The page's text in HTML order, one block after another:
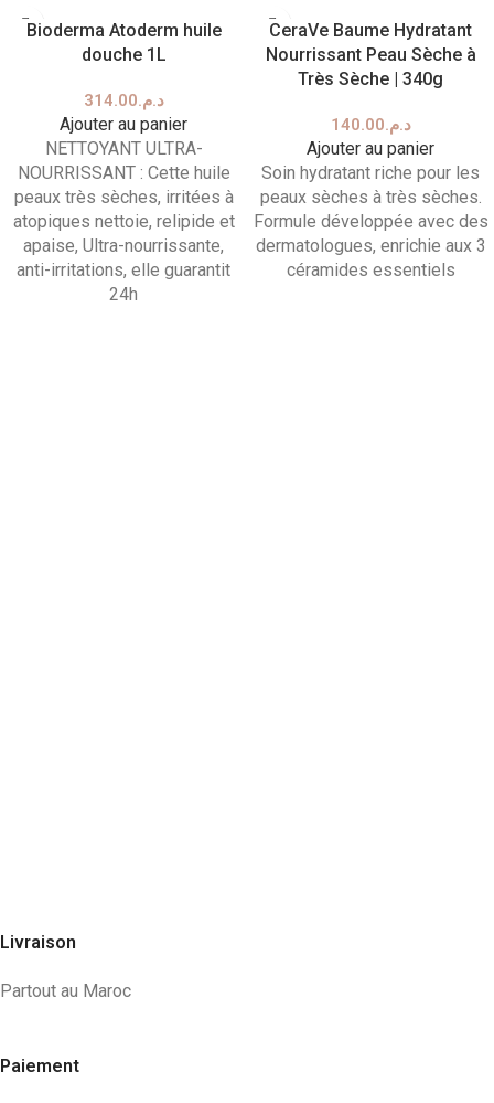
Bioderma Atoderm huile
douche 1L
د.م.314.00
Ajouter au panier
NETTOYANT ULTRA-
NOURRISSANT : Cette huile
peaux très sèches, irritées à
atopiques nettoie, relipide et
apaise, Ultra-nourrissante,
anti-irritations, elle guarantit
24h
CeraVe Baume Hydratant
Nourrissant Peau Sèche à
Très Sèche | 340g
د.م.140.00
Ajouter au panier
Soin hydratant riche pour les
peaux sèches à très sèches.
Formule développée avec des
dermatologues, enrichie aux 3
céramides essentiels
Livraison
Partout au Maroc
Paiement